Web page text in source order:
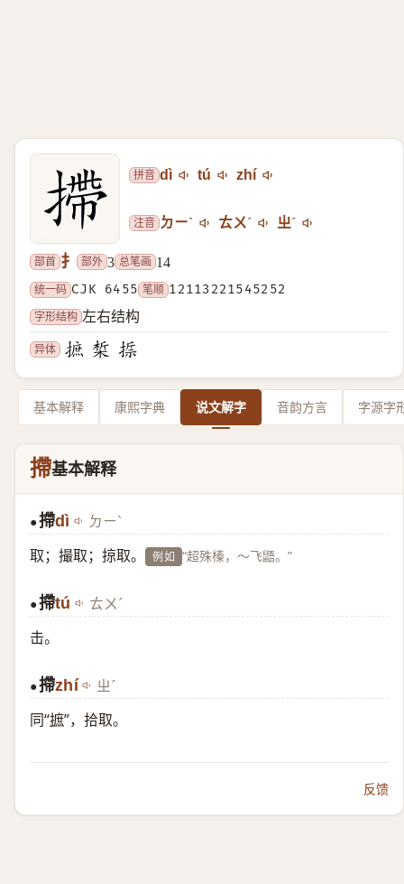
拼音 dì tú zhí
注音 ㄉㄧˋ ㄊㄨˊ ㄓˊ
部首 扌 部外 3 总笔画 14
统一码 CJK 6455 笔顺 12113221545252
字形结构 左右结构
异体
基本解释 康熙字典 说文解字 音韵方言 字源字
摕基本解释
●摕dì ㄉㄧˋ
取；撮取；掠取。 例如 “超殊榛，～飞鼯。”
●摕tú ㄊㄨˊ
击。
●摕zhí ㄓˊ
同“摭”，拾取。
反馈